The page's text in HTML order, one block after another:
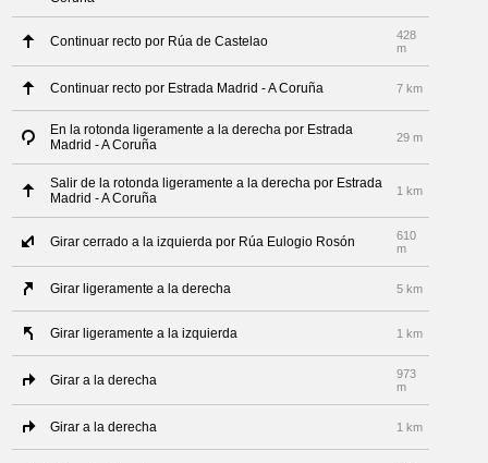
Continuar recto por Rúa de Castelao
428
m
Continuar recto por Estrada Madrid - A Coruña 7 km
En la rotonda ligeramente a la derecha por Estrada
Madrid - A Coruña
29 m
Salir de la rotonda ligeramente a la derecha por Estrada
Madrid - A Coruña
1 km
Girar cerrado a la izquierda por Rúa Eulogio Rosón
610
m
Girar ligeramente a la derecha 5 km
Girar ligeramente a la izquierda 1 km
Girar a la derecha
973
m
Girar a la derecha 1 km